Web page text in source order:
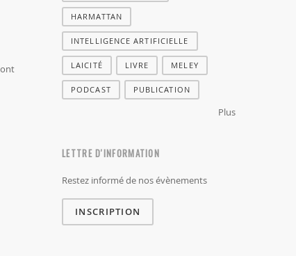
HARMATTAN
INTELLIGENCE ARTIFICIELLE
LAICITÉ LIVRE MELEY
PODCAST PUBLICATION
Plus
LETTRE D'INFORMATION
Restez informé de nos évènements
INSCRIPTION